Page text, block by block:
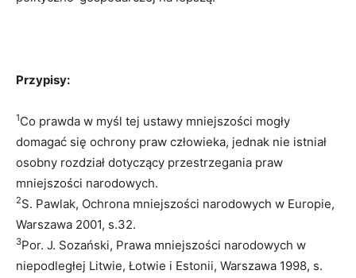
Przypisy:
1Co prawda w myśl tej ustawy mniejszości mogły
domagać się ochrony praw człowieka, jednak nie istniał
osobny rozdział dotyczący przestrzegania praw
mniejszości narodowych.
2S. Pawlak, Ochrona mniejszości narodowych w Europie,
Warszawa 2001, s.32.
3Por. J. Sozański, Prawa mniejszości narodowych w
niepodległej Litwie, Łotwie i Estonii, Warszawa 1998, s.